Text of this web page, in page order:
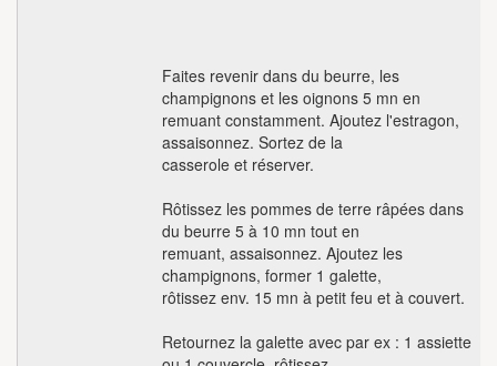
Faites revenir dans du beurre, les
champignons et les oignons 5 mn en
remuant constamment. Ajoutez l'estragon,
assaisonnez. Sortez de la
casserole et réserver.
Rôtissez les pommes de terre râpées dans
du beurre 5 à 10 mn tout en
remuant, assaisonnez. Ajoutez les
champignons, former 1 galette,
rôtissez env. 15 mn à petit feu et à couvert.
Retournez la galette avec par ex : 1 assiette